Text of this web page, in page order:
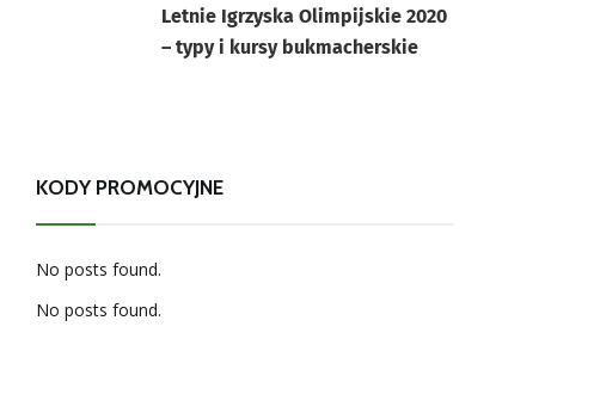
Letnie Igrzyska Olimpijskie 2020
– typy i kursy bukmacherskie
KODY PROMOCYJNE
No posts found.
No posts found.